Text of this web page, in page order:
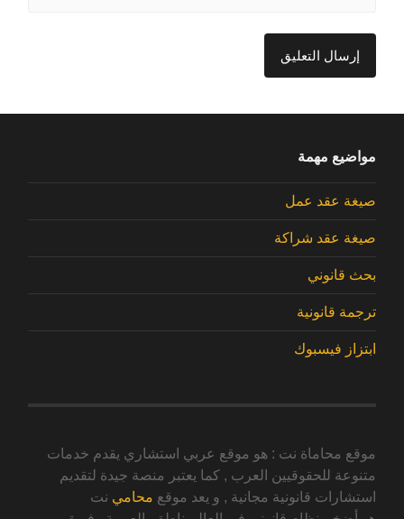
مواضيع مهمة
صيغة عقد عمل
صيغة عقد شراكة
بحث قانوني
ترجمة قانونية
ابتزاز فيسبوك
موقع محاماة نت : هو موقع عربي استشاري يقدم خدمات
متنوعة للحقوقيين العرب , كما يعتبر منصة جيدة لتقديم
استشارات قانونية مجانية , و يعد موقع محامي نت